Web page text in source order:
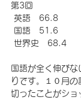
第3回
英語　66.8
国語　51.6
世界史　68.4
国語が全く伸びな
りです。１０月の
切ったことがショ